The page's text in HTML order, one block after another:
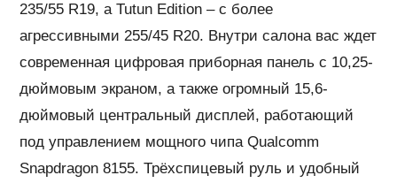
235/55 R19, а Tutun Edition – с более
агрессивными 255/45 R20. Внутри салона вас ждет
современная цифровая приборная панель с 10,25-
дюймовым экраном, а также огромный 15,6-
дюймовый центральный дисплей, работающий
под управлением мощного чипа Qualcomm
Snapdragon 8155. Трёхспицевый руль и удобный